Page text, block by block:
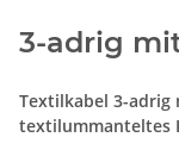
3-adrig
Textilkabel 3-
textilummanteltes